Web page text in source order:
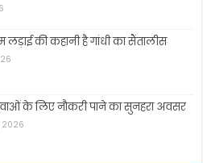
लड़ाई की कहानी है गांधी का सैंतालीस
के लिए नौकरी पाने का सुनहरा अवसर
2026